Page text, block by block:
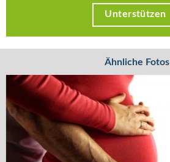
Unterstützen
Ähnliche Fotos